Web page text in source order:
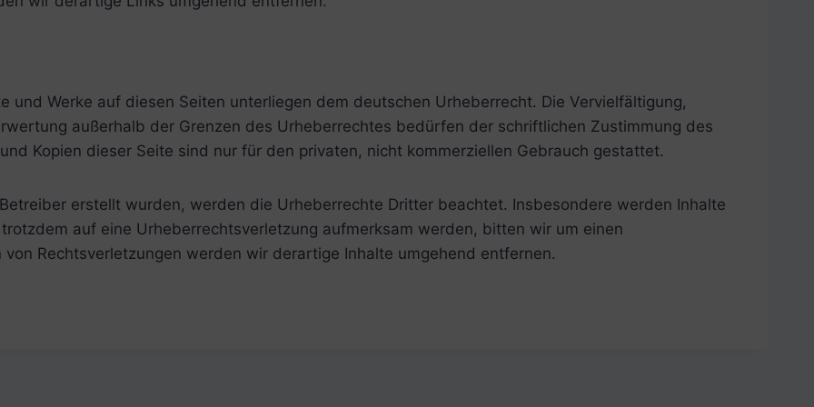
und Werke auf diesen Seiten unterliegen dem deutschen Urheberrecht. Die Vervielfältigung,
außerhalb der Grenzen des Urheberrechtes bedürfen der schriftlichen Zustimmung des
Kopien dieser Seite sind nur für den privaten, nicht kommerziellen Gebrauch gestattet.
erstellt wurden, werden die Urheberrechte Dritter beachtet. Insbesondere werden Inhalte
auf eine Urheberrechtsverletzung aufmerksam werden, bitten wir um einen
Rechtsverletzungen werden wir derartige Inhalte umgehend entfernen.